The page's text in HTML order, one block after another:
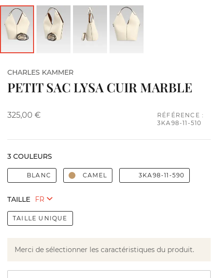
CHARLES KAMMER
PETIT SAC LYSA CUIR MARBLE
325,00 €
RÉFÉRENCE :
3KA98-11-510
3 COULEURS
BLANC CAMEL 3KA98-11-590
TAILLE
TAILLE UNIQUE
Merci de sélectionner les caractéristiques du produit.